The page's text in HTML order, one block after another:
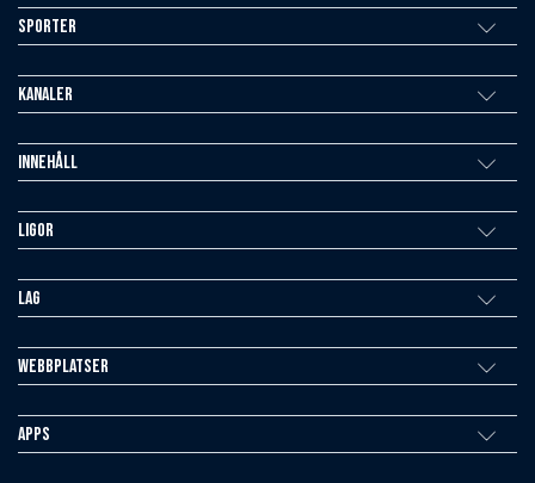
Sporter
Kanaler
Innehåll
Ligor
Lag
Webbplatser
Apps